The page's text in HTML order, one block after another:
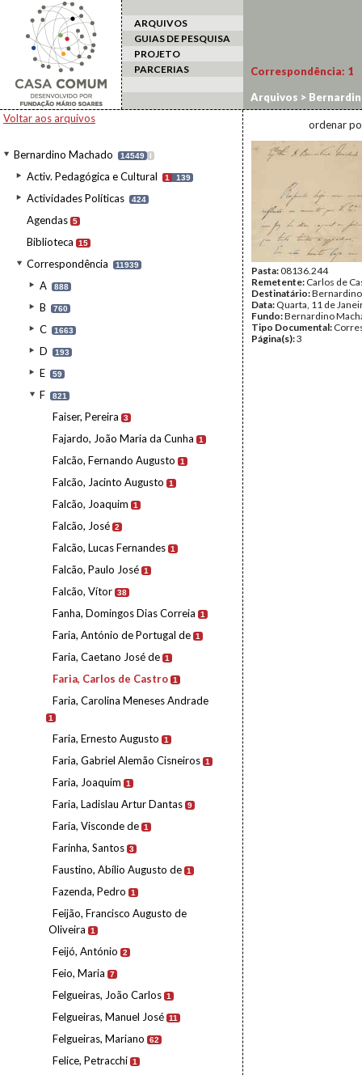
ARQUIVOS
GUIAS DE PESQUISA
PROJETO
PARCERIAS
Voltar aos arquivos
Bernardino Machado 14549 I
Activ. Pedagógica e Cultural 1 139
Actividades Políticas 424
Agendas 5
Biblioteca 15
Correspondência 11939
A 888
B 760
C 1663
D 193
E 59
F 821
Faiser, Pereira 3
Fajardo, João Maria da Cunha 1
Falcão, Fernando Augusto 1
Falcão, Jacinto Augusto 1
Falcão, Joaquim 1
Falcão, José 2
Falcão, Lucas Fernandes 1
Falcão, Paulo José 1
Falcão, Vítor 38
Fanha, Domingos Dias Correia 1
Faria, António de Portugal de 1
Faria, Caetano José de 1
Faria, Carlos de Castro 1
Faria, Carolina Meneses Andrade
1
Faria, Ernesto Augusto 1
Faria, Gabriel Alemão Cisneiros 1
Faria, Joaquim 1
Faria, Ladislau Artur Dantas 9
Faria, Visconde de 1
Farinha, Santos 3
Faustino, Abílio Augusto de 1
Fazenda, Pedro 1
Feijão, Francisco Augusto de
Oliveira
1
Feijó, António 2
Feio, Maria 7
Felgueiras, João Carlos 1
Felgueiras, Manuel José 11
Felgueiras, Mariano 62
Felice, Petracchi 1
Correspondência: 1
Arquivos >
ordenar
Pasta:08136.244
Remetente: Carlos de
Destinatário:
Data: Quarta, 11 de
Fundo:Bernardino
Tipo Documental:
Página(s):3